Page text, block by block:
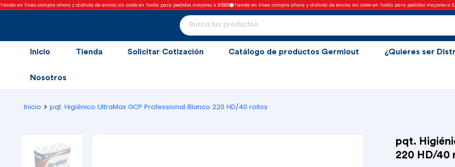
Tienda en línea compra ahora y disfruta de envíos sin costo en Tuxtla para pedidos mayores a $5000
Inicio Tienda Solicitar Cotización Catálogo de productos Germiout ¿Quieres ser
Nosotros
Inicio > pqt. Higiénico UltraMax GCP Professional Blanco 220 HD/40 rollos
pqt.
220 HD/40